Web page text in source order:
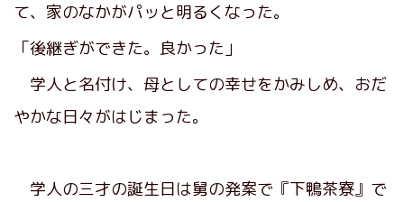
て、家のなかがパッと明るくなった。
「後継ぎができた。良かった」
学人と名付け、母としての幸せをかみしめ、おだ
やかな日々がはじまった。
学人の三才の誕生日は舅の発案で『下鴨茶寮』で